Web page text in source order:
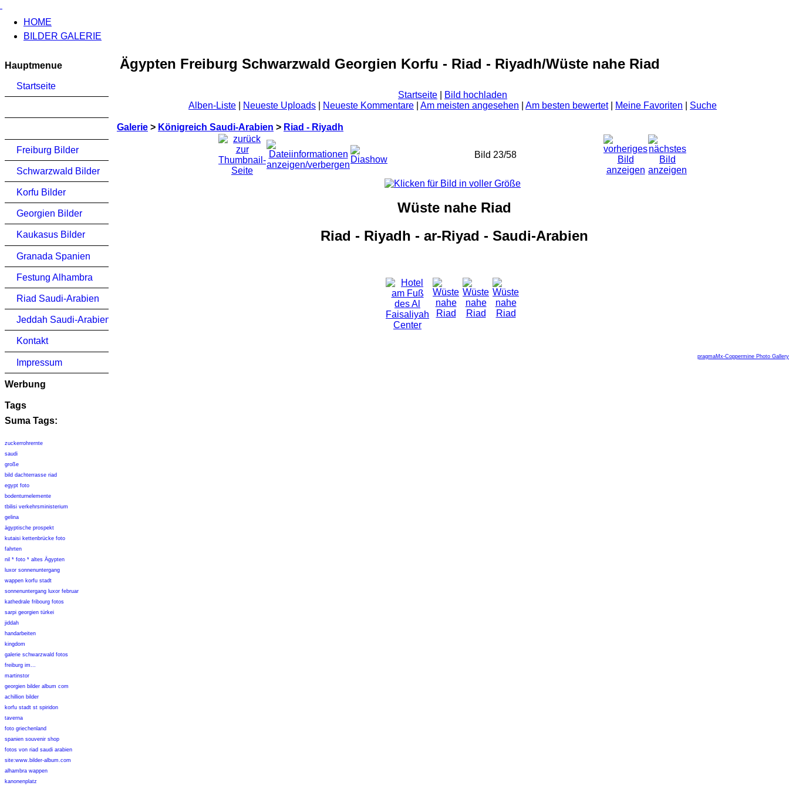
HOME
BILDER GALERIE
Hauptmenue
Startseite
Freiburg Bilder
Schwarzwald Bilder
Korfu Bilder
Georgien Bilder
Kaukasus Bilder
Granada Spanien
Festung Alhambra
Riad Saudi-Arabien
Jeddah Saudi-Arabien
Kontakt
Impressum
Werbung
Tags
Suma Tags:
zuckerrohrernte
saudi
große
bild dachterrasse riad
egypt foto
bodenturnelemente
tbilisi verkehrsministerium
gelina
ägyptische prospekt
kutaisi kettenbrücke foto
fahrten
nil * foto * altes Ägypten
luxor sonnenuntergang
wappen korfu stadt
sonnenuntergang luxor februar
kathedrale fribourg fotos
sarpi georgien türkei
jiddah
handarbeiten
kingdom
galerie schwarzwald fotos
freiburg im...
martinstor
georgien bilder album com
achillion bilder
korfu stadt st spiridon
taverna
foto griechenland
spanien souvenir shop
fotos von riad saudi arabien
site:www.bilder-album.com
alhambra wappen
kanonenplatz
Ägypten Freiburg Schwarzwald Georgien Korfu - Riad - Riyadh/Wüste nahe Riad
Startseite
Bild hochladen
Alben-Liste
Neueste Uploads Neueste Kommentare Am meisten angesehen Am besten bewertet| Meine Favoriten Suche
Galerie > Königreich Saudi-Arabien > Riad - Riyadh
Bild 23/58
Wüste nahe Riad
Riad - Riyadh - ar-Riyad - Saudi-Arabien
pragmaMx-Coppermine Photo Gallery